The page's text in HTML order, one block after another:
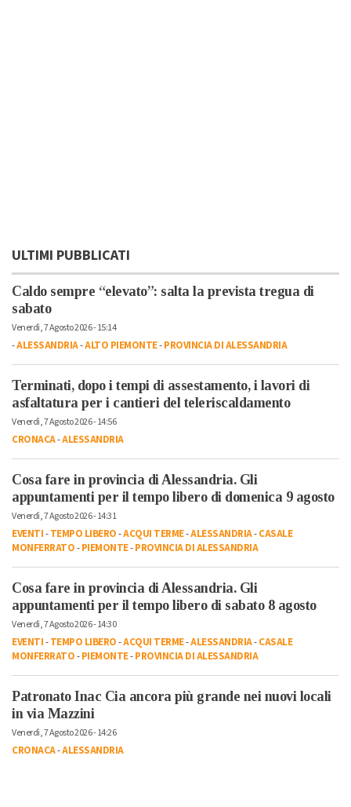
ULTIMI PUBBLICATI
Caldo sempre “elevato”: salta la prevista tregua di
sabato
Venerdì, 7 Agosto 2026 - 15:14
-ALESSANDRIA-ALTO PIEMONTE-PROVINCIA DI ALESSANDRIA
Terminati, dopo i tempi di assestamento, i lavori di
asfaltatura per i cantieri del teleriscaldamento
Venerdì, 7 Agosto 2026 - 14:56
CRONACA-ALESSANDRIA
Cosa fare in provincia di Alessandria. Gli
appuntamenti per il tempo libero di domenica 9 agosto
Venerdì, 7 Agosto 2026 - 14:31
EVENTI-TEMPO LIBERO-ACQUI TERME-ALESSANDRIA-CASALE
MONFERRATO-PIEMONTE-PROVINCIA DI ALESSANDRIA
Cosa fare in provincia di Alessandria. Gli
appuntamenti per il tempo libero di sabato 8 agosto
Venerdì, 7 Agosto 2026 - 14:30
EVENTI-TEMPO LIBERO-ACQUI TERME-ALESSANDRIA-CASALE
MONFERRATO-PIEMONTE-PROVINCIA DI ALESSANDRIA
Patronato Inac Cia ancora più grande nei nuovi locali
in via Mazzini
Venerdì, 7 Agosto 2026 - 14:26
CRONACA-ALESSANDRIA